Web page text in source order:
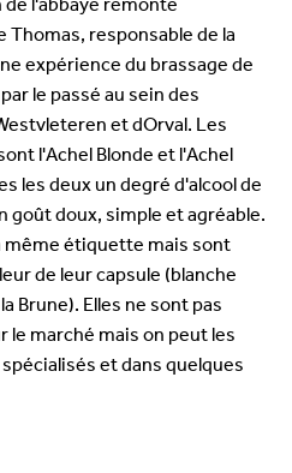
de l'abbaye remonte
Thomas, responsable de la
expérience du brassage de
le passé au sein des
et dOrval. Les
l'Achel Blonde et l'Achel
les deux un degré d'alcool de
goût doux, simple et agréable.
même étiquette mais sont
de leur capsule (blanche
Brune). Elles ne sont pas
le marché mais on peut les
et dans quelques